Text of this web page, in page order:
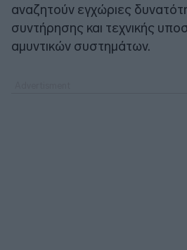
αναζητούν εγχώριες
συντήρησης και τεχνικής
αμυντικών συστημάτων.